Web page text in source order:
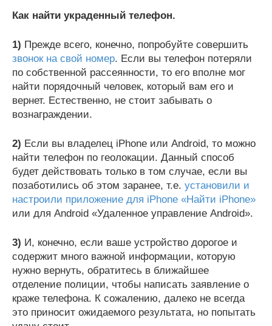
Как найти украденный телефон.
1) Прежде всего, конечно, попробуйте совершить
звонок на свой номер. Если вы телефон потеряли
по собственной рассеянности, то его вполне мог
найти порядочный человек, который вам его и
вернет. Естественно, не стоит забывать о
вознаграждении.
2) Если вы владелец iPhone или Android, то можно
найти телефон по геолокации. Данный способ
будет действовать только в том случае, если вы
позаботились об этом заранее, т.е. установили и
настроили приложение для iPhone «Найти iPhone»
или для Android «Удаленное управление Android».
3) И, конечно, если ваше устройство дорогое и
содержит много важной информации, которую
нужно вернуть, обратитесь в ближайшее
отделение полиции, чтобы написать заявление о
краже телефона. К сожалению, далеко не всегда
это приносит ожидаемого результата, но попытать